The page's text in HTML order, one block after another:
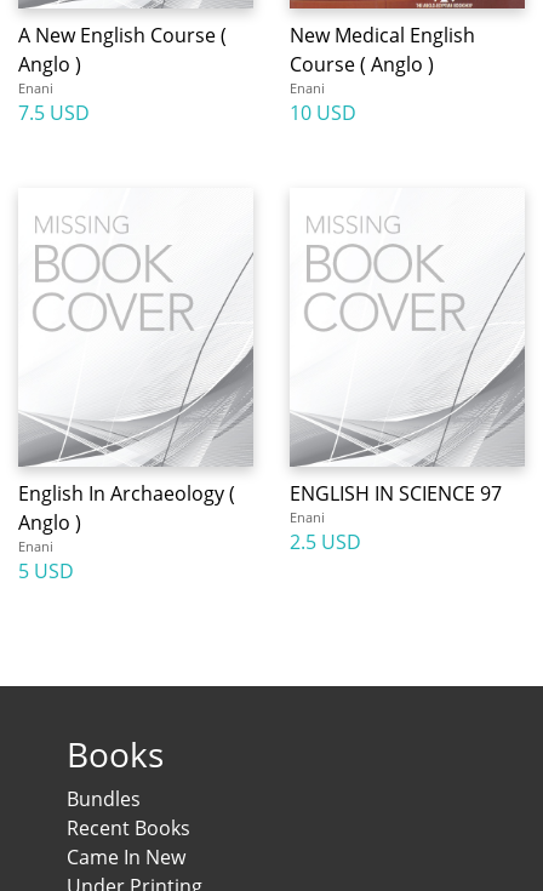
A New English Course (
Anglo )
Enani
7.5 USD
New Medical English
Course ( Anglo )
Enani
10 USD
English In Archaeology (
Anglo )
Enani
5 USD
ENGLISH IN SCIENCE 97
Enani
2.5 USD
Books
Bundles
Recent Books
Came In New